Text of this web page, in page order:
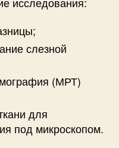
слезной
(МРТ)
для
под микроскопом.